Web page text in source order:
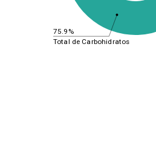
75.9%
Total de Carbohidratos